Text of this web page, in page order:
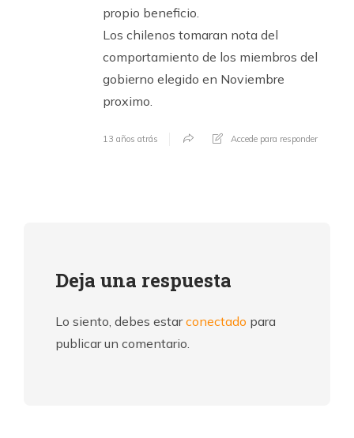
propio beneficio.
Los chilenos tomaran nota del
comportamiento de los miembros del
gobierno elegido en Noviembre
proximo.
13 años atrás Accede para responder
Deja una respuesta
Lo siento, debes estarconectado para
publicar un comentario.